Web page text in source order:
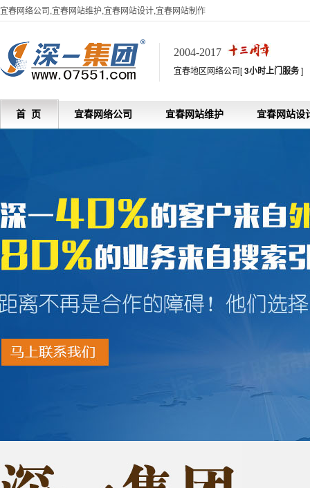
宜春网络公司,宜春网站维护,宜春网站设计,宜春网站制作
2004-2017
宜春地区网络公司[3小时上门服务]
首 页 宜春网络公司 宜春网站维护 宜春网站设